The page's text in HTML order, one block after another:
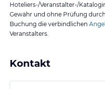
Hoteliers-/Veranstalter-/
Gewähr und ohne Prüfung
Buchung die verbindlichen
Veranstalters.
Kontakt